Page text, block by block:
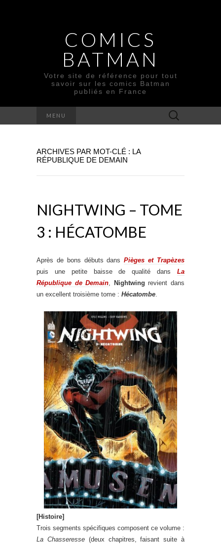
COMICS
BATMAN
Votre site de référence pour tout
savoir sur les comics Batman
publiés en France
MENU Rechercher :
ARCHIVES PAR MOT-CLÉ : LA
RÉPUBLIQUE DE DEMAIN
NIGHTWING – TOME
3 : HÉCATOMBE
Après de bons débuts dansPièges et Trapèzes
puis une petite baisse de qualité dans La
République de Demain, Nightwing revient dans
un excellent troisième tome : Hécatombe.
[Histoire]
Trois segments spécifiques composent ce volume :
La Chasseresse(deux chapitres, faisant suite à